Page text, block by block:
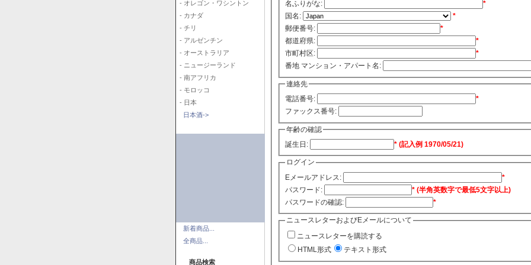
- オレゴン・ワシントン
- カナダ
- チリ
- アルゼンチン
- オーストラリア
- ニュージーランド
- 南アフリカ
- モロッコ
- 日本
日本酒->
新着商品...
全商品...
商品検索
名ふりがな:
*
国名:
*
郵便番号:
*
都道府県:
*
市町村区:
*
番地 マンション・アパート名:
連絡先
電話番号:
*
ファックス番号:
年齢の確認
誕生日:
* (記入例 1970/05/21)
ログイン
Eメールアドレス:
*
パスワード:
* (半角英数字で最低5文字以上)
パスワードの確認:
*
ニュースレターおよびEメールについて
ニュースレターを購読する
HTML形式
テキスト形式